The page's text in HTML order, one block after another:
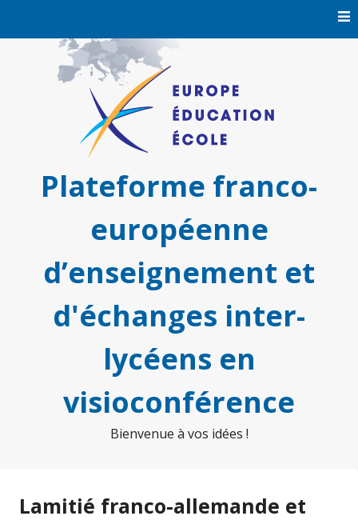
Plateforme franco-
européenne
d’enseignement et
d'échanges inter-
lycéens en
visioconférence
Bienvenue à vos idées !
Lamitié franco-allemande et